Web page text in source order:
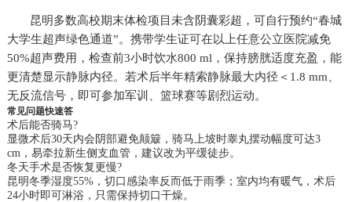
昆明多数高校期末体检项目未含阴囊彩超，可自行预约“春城
大学生超声绿色通道”。携带学生证可在以上任意公立医院减免
50%超声费用，检查前3小时饮水800 ml，保持膀胱适度充盈，能
更清楚显示静脉内径。若术后半年精索静脉最大内径＜1.8 mm、
无反流信号，即可参加军训、篮球赛等剧烈运动。
常见问题快速答
术后能否骑马?
显微术后30天内会阴部避免颠簸，骑马上坡时睾丸摆动幅度可达3
cm，易牵拉新生侧支血管，建议改为平缓徒步。
冬天手术是否恢复更慢?
昆明冬季湿度55%，切口感染率反而低于雨季；室内均有暖气，术后
24小时即可淋浴，只需保持切口干燥。